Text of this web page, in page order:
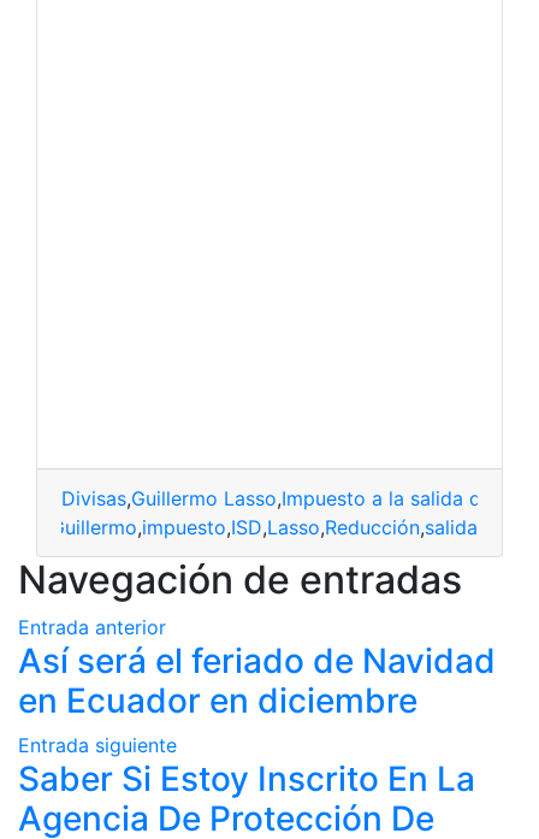
Divisas,Guillermo Lasso,Impuesto a la salida de
Guillermo,impuesto,ISD,Lasso,Reducción,salida
Navegación de entradas
Entrada anterior
Así será el feriado de Navidad
en Ecuador en diciembre
Entrada siguiente
Saber Si Estoy Inscrito En La
Agencia De Protección De